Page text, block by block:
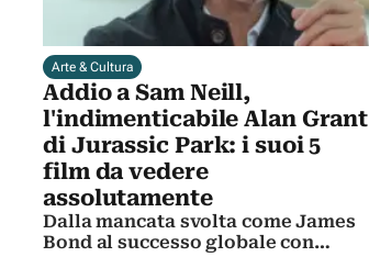
Arte & Cultura
Addio a Sam Neill,
l'indimenticabile Alan Grant
di Jurassic Park: i suoi 5
film da vedere
assolutamente
Dalla mancata svolta come James
Bond al successo globale con